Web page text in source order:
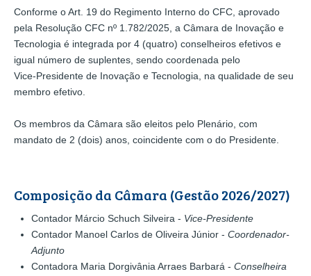
Conforme o Art. 19 do Regimento Interno do CFC, aprovado
pela Resolução CFC nº 1.782/2025, a Câmara de Inovação e
Tecnologia é integrada por 4 (quatro) conselheiros efetivos e
igual número de suplentes, sendo coordenada pelo
Vice‑Presidente de Inovação e Tecnologia, na qualidade de seu
membro efetivo.
Os membros da Câmara são eleitos pelo Plenário, com
mandato de 2 (dois) anos, coincidente com o do Presidente.
Composição da Câmara (Gestão 2026/2027)
Contador Márcio Schuch Silveira - Vice-Presidente
Contador Manoel Carlos de Oliveira Júnior - Coordenador-
Adjunto
Contadora Maria Dorgivânia Arraes Barbará - Conselheira